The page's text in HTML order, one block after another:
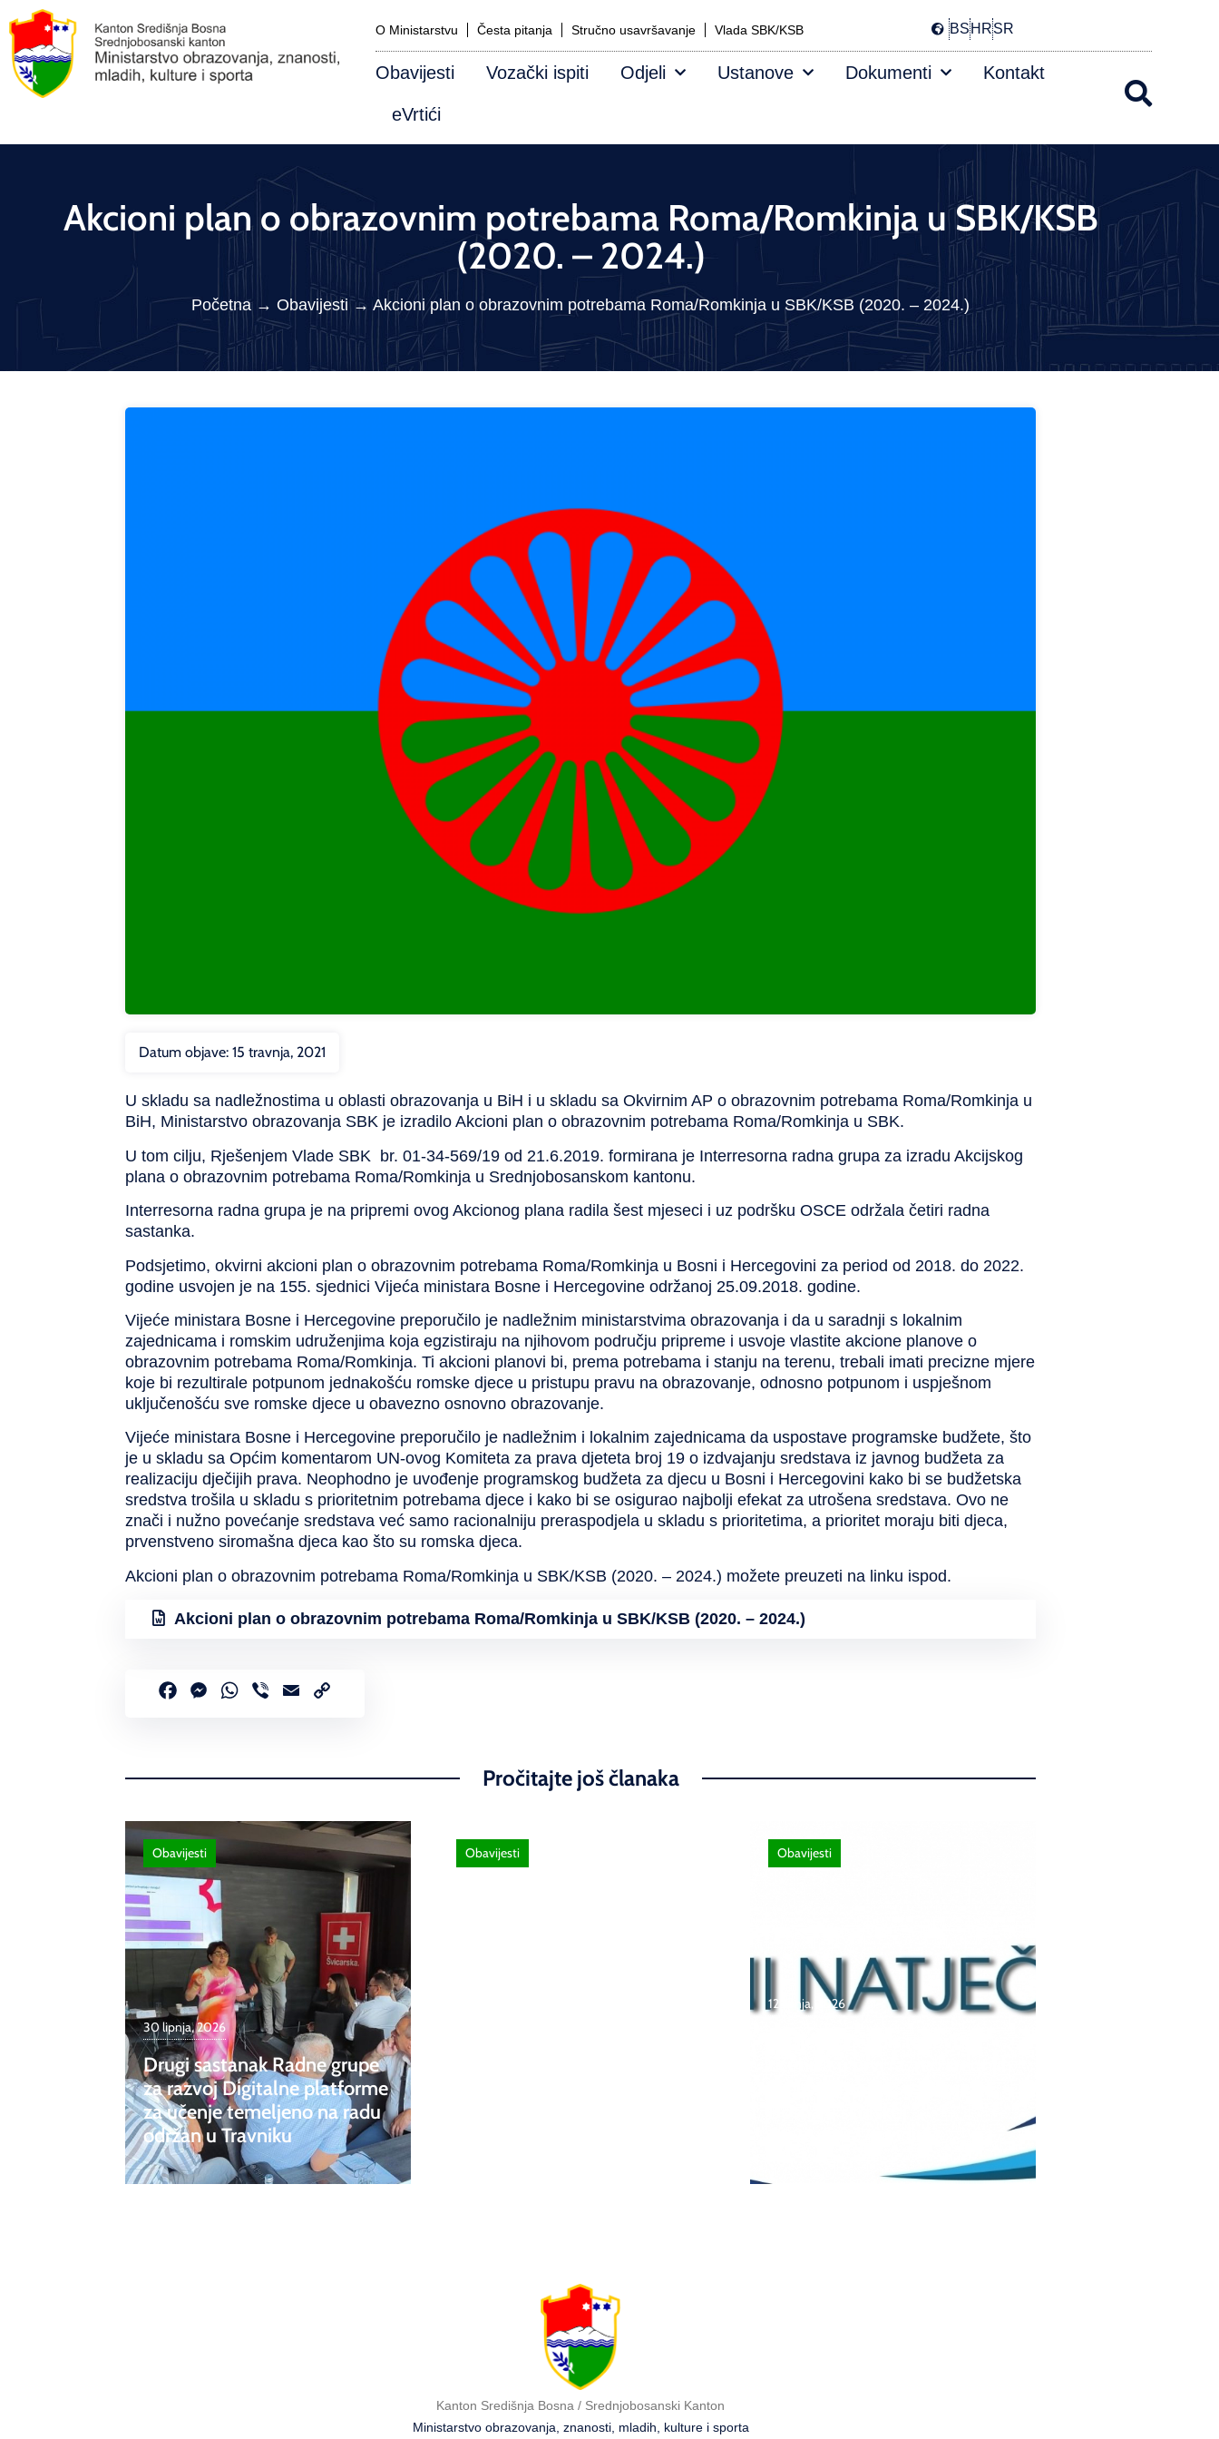
O Ministarstvu Česta pitanja Stručno usavršavanje Vlada SBK/KSB BSHRSR
Obavijesti Vozački ispiti Odjeli Ustanove Dokumenti Kontakt
eVrtići
Akcioni plan o obrazovnim potrebama Roma/Romkinja u SBK/KSB
(2020. – 2024.)
Početna→ Obavijesti → Akcioni plan o obrazovnim potrebama Roma/Romkinja u SBK/KSB (2020. – 2024.)
Datum objave: 15 travnja, 2021
U skladu sa nadležnostima u oblasti obrazovanja u BiH i u skladu sa Okvirnim AP o obrazovnim potrebama Roma/Romkinja u
BiH, Ministarstvo obrazovanja SBK je izradilo Akcioni plan o obrazovnim potrebama Roma/Romkinja u SBK.
U tom cilju, Rješenjem Vlade SBK br. 01-34-569/19 od 21.6.2019. formirana je Interresorna radna grupa za izradu Akcijskog
plana o obrazovnim potrebama Roma/Romkinja u Srednjobosanskom kantonu.
Interresorna radna grupa je na pripremi ovog Akcionog plana radila šest mjeseci i uz podršku OSCE održala četiri radna
sastanka.
Podsjetimo, okvirni akcioni plan o obrazovnim potrebama Roma/Romkinja u Bosni i Hercegovini za period od 2018. do 2022.
godine usvojen je na 155. sjednici Vijeća ministara Bosne i Hercegovine održanoj 25.09.2018. godine.
Vijeće ministara Bosne i Hercegovine preporučilo je nadležnim ministarstvima obrazovanja i da u saradnji s lokalnim
zajednicama i romskim udruženjima koja egzistiraju na njihovom području pripreme i usvoje vlastite akcione planove o
obrazovnim potrebama Roma/Romkinja. Ti akcioni planovi bi, prema potrebama i stanju na terenu, trebali imati precizne mjere
koje bi rezultirale potpunom jednakošću romske djece u pristupu pravu na obrazovanje, odnosno potpunom i uspješnom
uključenošću sve romske djece u obavezno osnovno obrazovanje.
Vijeće ministara Bosne i Hercegovine preporučilo je nadležnim i lokalnim zajednicama da uspostave programske budžete, što
je u skladu sa Općim komentarom UN-ovog Komiteta za prava djeteta broj 19 o izdvajanju sredstava iz javnog budžeta za
realizaciju dječijih prava. Neophodno je uvođenje programskog budžeta za djecu u Bosni i Hercegovini kako bi se budžetska
sredstva trošila u skladu s prioritetnim potrebama djece i kako bi se osigurao najbolji efekat za utrošena sredstava. Ovo ne
znači i nužno povećanje sredstava već samo racionalniju preraspodjela u skladu s prioritetima, a prioritet moraju biti djeca,
prvenstveno siromašna djeca kao što su romska djeca.
Akcioni plan o obrazovnim potrebama Roma/Romkinja u SBK/KSB (2020. – 2024.) možete preuzeti na linku ispod.
Akcioni plan o obrazovnim potrebama Roma/Romkinja u SBK/KSB (2020. – 2024.)
FacebookMessenger
WhatsApp
Viber Email
Pročitajte još članaka
30 lipnja, 2026
Drugi sastanak Radne grupe
za razvoj Digitalne platforme
za učenje temeljeno na radu
održan u Travniku
Obavijesti Obavijesti
12 lipnja, 2026
Obavijesti
Kanton Središnja Bosna / Srednjobosanski Kanton
Ministarstvo obrazovanja, znanosti, mladih, kulture i sporta